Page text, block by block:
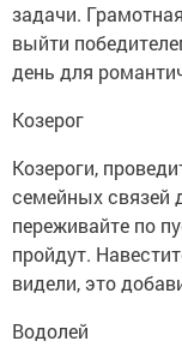
задачи.
выйти
день для
Козерог
Козероги,
семейных связей
переживайте по
пройдут.
видели, это
Водолей